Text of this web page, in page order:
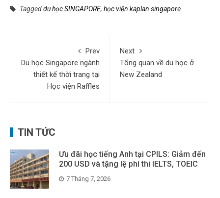
Taggeddu học SINGAPORE, học viện kaplan singapore
Prev
Du học Singapore ngành
thiết kế thời trang tại
Học viện Raffles
Next
Tổng quan về du học ở
New Zealand
TIN TỨC
Ưu đãi học tiếng Anh tại CPILS: Giảm đến
200 USD và tặng lệ phí thi IELTS, TOEIC
7 Tháng 7, 2026